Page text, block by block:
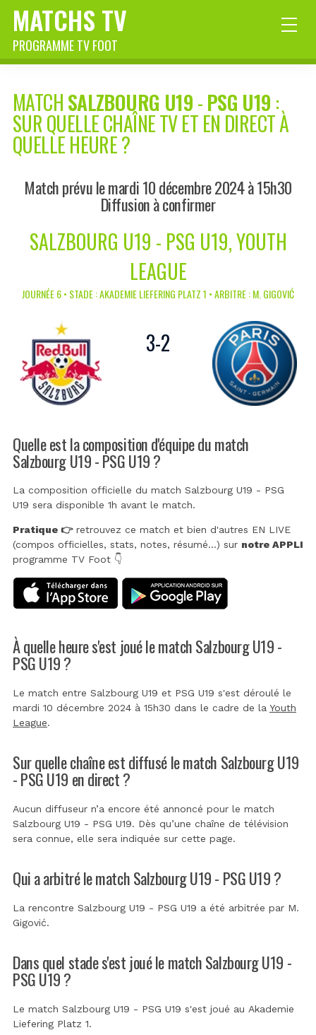
MATCHS TV
PROGRAMME TV FOOT
MATCHSALZBOURG U19-PSG U19 :
SUR QUELLE CHAÎNE TV ET EN DIRECT À
QUELLE HEURE ?
Match prévu le mardi 10 décembre 2024 à 15h30
Diffusion à confirmer
SALZBOURG U19 - PSG U19, YOUTH
LEAGUE
JOURNÉE 6 • STADE : AKADEMIE LIEFERING PLATZ 1 • ARBITRE : M. GIGOVIĆ
3-2
Quelle est la composition d'équipe du match
Salzbourg U19 - PSG U19 ?
La composition officielle du match Salzbourg U19 - PSG
U19 sera disponible 1h avant le match.
Pratique 👉retrouvez ce match et bien d'autres EN LIVE
(compos officielles, stats, notes, résumé...) sur notre APPLI
programme TV Foot 👇
À quelle heure s'est joué le match Salzbourg U19 -
PSG U19 ?
Le match entre Salzbourg U19 et PSG U19 s'est déroulé le
mardi 10 décembre 2024 à 15h30 dans le cadre de la Youth
League.
Sur quelle chaîne est diffusé le match Salzbourg U19
- PSG U19 en direct ?
Aucun diffuseur n’a encore été annoncé pour le match
Salzbourg U19 - PSG U19. Dès qu’une chaîne de télévision
sera connue, elle sera indiquée sur cette page.
Qui a arbitré le match Salzbourg U19 - PSG U19 ?
La rencontre Salzbourg U19 - PSG U19 a été arbitrée par M.
Gigović.
Dans quel stade s'est joué le match Salzbourg U19 -
PSG U19 ?
Le match Salzbourg U19 - PSG U19 s'est joué au Akademie
Liefering Platz 1.